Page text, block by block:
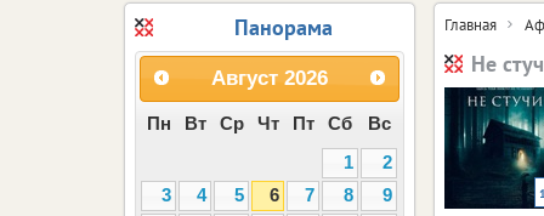
Главная
Не
Панорама
Август 2026
Пн Вт Ср Чт Пт Сб
Вс
1
2
3
4 5 6 7 8
9